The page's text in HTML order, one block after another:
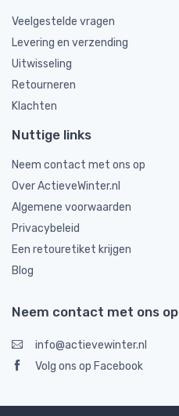
Veelgestelde vragen
Levering en verzending
Uitwisseling
Retourneren
Klachten
Nuttige links
Neem contact met ons op
Over ActieveWinter.nl
Algemene voorwaarden
Privacybeleid
Een retouretiket krijgen
Blog
Neem contact met ons op
info@actievewinter.nl
Volg ons op Facebook